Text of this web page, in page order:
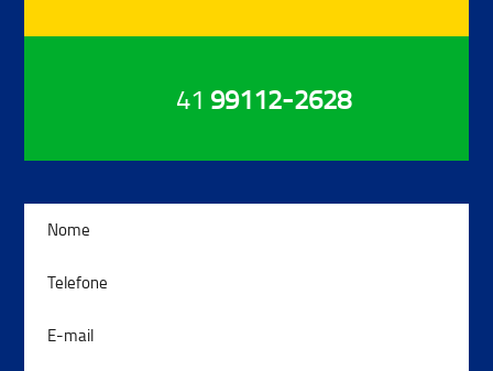
41 99112-2628